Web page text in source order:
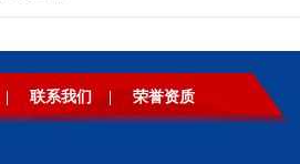
联系我们 荣誉资质